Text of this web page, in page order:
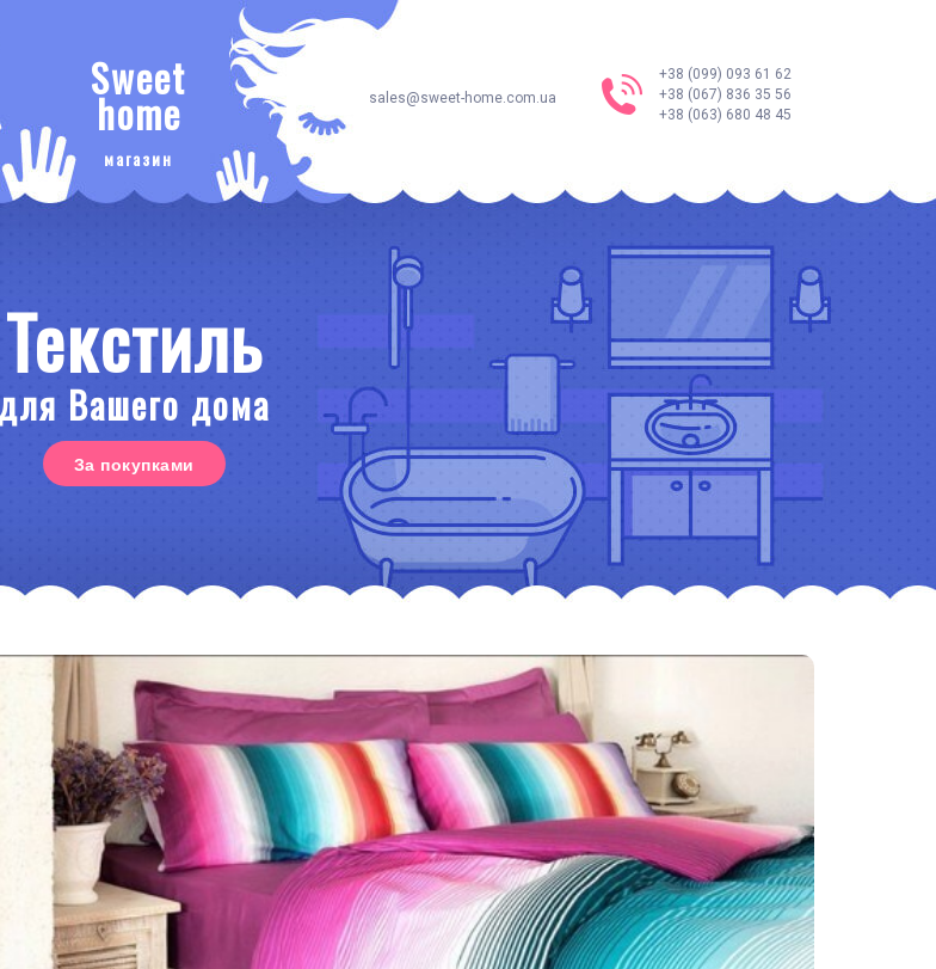
Sweet
home
магазин
sales@sweet-home.com.ua
+38 (099) 093 61 62
+38 (067) 836 35 56
+38 (063) 680 48 45
Текстиль
для Вашего дома
За покупками